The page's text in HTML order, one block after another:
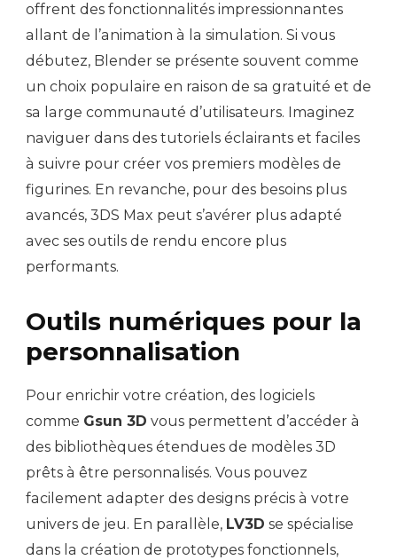
offrent des fonctionnalités impressionnantes
allant de l’animation à la simulation. Si vous
débutez, Blender se présente souvent comme
un choix populaire en raison de sa gratuité et de
sa large communauté d’utilisateurs. Imaginez
naviguer dans des tutoriels éclairants et faciles
à suivre pour créer vos premiers modèles de
figurines. En revanche, pour des besoins plus
avancés, 3DS Max peut s’avérer plus adapté
avec ses outils de rendu encore plus
performants.
Outils numériques pour la
personnalisation
Pour enrichir votre création, des logiciels
comme Gsun 3D vous permettent d’accéder à
des bibliothèques étendues de modèles 3D
prêts à être personnalisés. Vous pouvez
facilement adapter des designs précis à votre
univers de jeu. En parallèle, LV3D se spécialise
dans la création de prototypes fonctionnels,